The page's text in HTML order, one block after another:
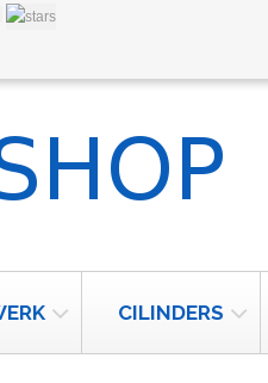
CILINDERS